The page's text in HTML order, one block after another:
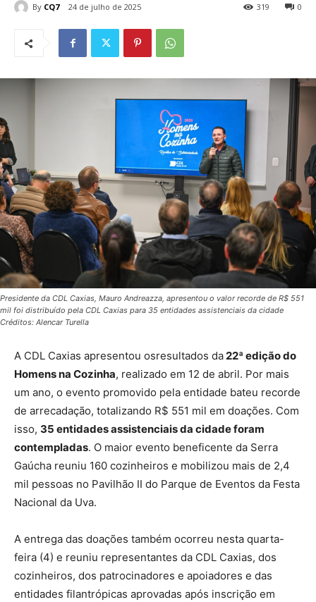
By CQ7 24 de julho de 2025 0
319
Presidente da CDL Caxias, Mauro Andreazza, apresentou o valor recorde de R$ 551
mil foi distribuído pela CDL Caxias para 35 entidades assistenciais da cidade
Créditos: Alencar Turella
A CDL Caxias apresentou osresultados da 22ª edição do
Homens na Cozinha, realizado em 12 de abril. Por mais
um ano, o evento promovido pela entidade bateu recorde
de arrecadação, totalizando R$ 551 mil em doações. Com
isso, 35 entidades assistenciais da cidade foram
contempladas. O maior evento beneficente da Serra
Gaúcha reuniu 160 cozinheiros e mobilizou mais de 2,4
mil pessoas no Pavilhão II do Parque de Eventos da Festa
Nacional da Uva.
A entrega das doações também ocorreu nesta quarta-
feira (4) e reuniu representantes da CDL Caxias, dos
cozinheiros, dos patrocinadores e apoiadores e das
entidades filantrópicas aprovadas após inscrição em